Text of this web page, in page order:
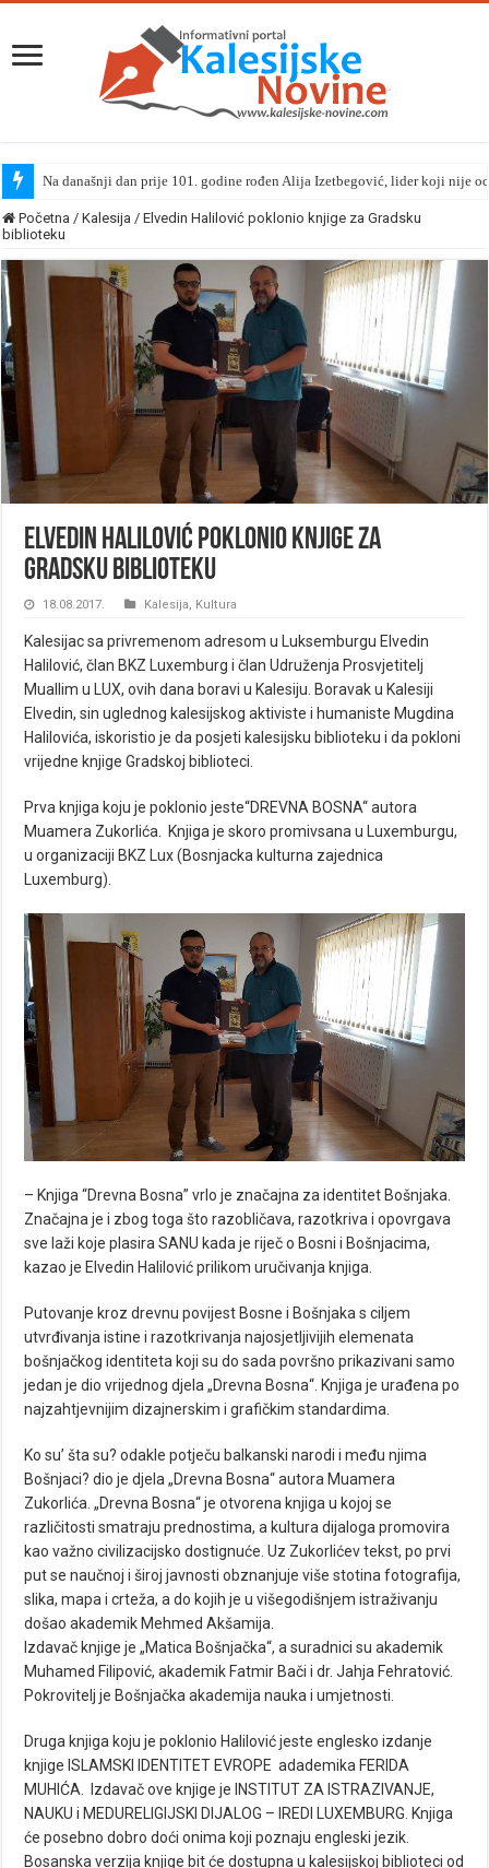
Na današnji dan prije 101. godine rođen Alija Izetbegović, lider koji nije
Početna / Kalesija / Elvedin Halilović poklonio knjige za Gradsku
biblioteku
Elvedin Halilović poklonio knjige za
Gradsku biblioteku
18.08.2017. Kalesija, Kultura
Kalesijac sa privremenom adresom u Luksemburgu Elvedin
Halilović, član BKZ Luxemburg i član Udruženja Prosvjetitelj
Muallim u LUX, ovih dana boravi u Kalesiju. Boravak u Kalesiji
Elvedin, sin uglednog kalesijskog aktiviste i humaniste Mugdina
Halilovića, iskoristio je da posjeti kalesijsku biblioteku i da pokloni
vrijedne knjige Gradskoj biblioteci.
Prva knjiga koju je poklonio jeste“DREVNA BOSNA“ autora
Muamera Zukorlića. Knjiga je skoro promivsana u Luxemburgu,
u organizaciji BKZ Lux (Bosnjacka kulturna zajednica
Luxemburg).
– Knjiga “Drevna Bosna” vrlo je značajna za identitet Bošnjaka.
Značajna je i zbog toga što razobličava, razotkriva i opovrgava
sve laži koje plasira SANU kada je riječ o Bosni i Bošnjacima,
kazao je Elvedin Halilović prilikom uručivanja knjiga.
Putovanje kroz drevnu povijest Bosne i Bošnjaka s ciljem
utvrđivanja istine i razotkrivanja najosjetljivijih elemenata
bošnjačkog identiteta koji su do sada površno prikazivani samo
jedan je dio vrijednog djela „Drevna Bosna“. Knjiga je urađena po
najzahtjevnijim dizajnerskim i grafičkim standardima.
Ko su’ šta su? odakle potječu balkanski narodi i među njima
Bošnjaci? dio je djela „Drevna Bosna“ autora Muamera
Zukorlića. „Drevna Bosna“ je otvorena knjiga u kojoj se
različitosti smatraju prednostima, a kultura dijaloga promovira
kao važno civilizacijsko dostignuće. Uz Zukorlićev tekst, po prvi
put se naučnoj i široj javnosti obznanjuje više stotina fotografija,
slika, mapa i crteža, a do kojih je u višegodišnjem istraživanju
došao akademik Mehmed Akšamija.
Izdavač knjige je „Matica Bošnjačka“, a suradnici su akademik
Muhamed Filipović, akademik Fatmir Bači i dr. Jahja Fehratović.
Pokrovitelj je Bošnjačka akademija nauka i umjetnosti.
Druga knjiga koju je poklonio Halilović jeste englesko izdanje
knjige ISLAMSKI IDENTITET EVROPE adademika FERIDA
MUHIĆA. Izdavač ove knjige je INSTITUT ZA ISTRAZIVANJE,
NAUKU i MEDURELIGIJSKI DIJALOG – IREDI LUXEMBURG. Knjiga
će posebno dobro doći onima koji poznaju engleski jezik.
Bosanska verzija knjige bit će dostupna u kalesijskoj biblioteci od